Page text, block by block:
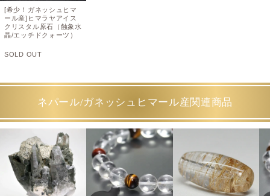
[希少！ガネッシュヒマ
ール産]ヒマラヤアイス
クリスタル原石（蝕象水
晶/エッチドクォーツ）
SOLD OUT
ネパール/ガネッシュヒマール産関連商品